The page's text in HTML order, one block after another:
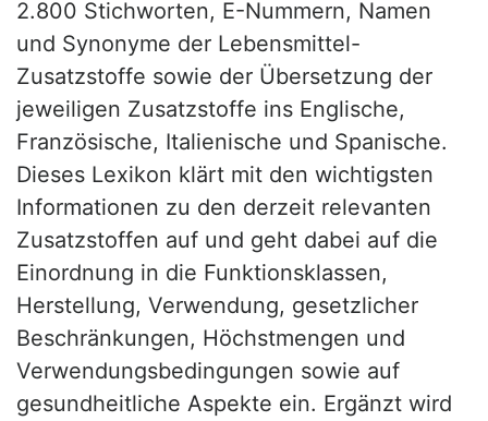
2.800 Stichworten, E-Nummern, Namen
und Synonyme der Lebensmittel-
Zusatzstoffe sowie der Übersetzung der
jeweiligen Zusatzstoffe ins Englische,
Französische, Italienische und Spanische.
Dieses Lexikon klärt mit den wichtigsten
Informationen zu den derzeit relevanten
Zusatzstoffen auf und geht dabei auf die
Einordnung in die Funktionsklassen,
Herstellung, Verwendung, gesetzlicher
Beschränkungen, Höchstmengen und
Verwendungsbedingungen sowie auf
gesundheitliche Aspekte ein. Ergänzt wird